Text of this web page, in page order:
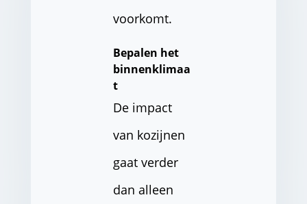
voorkomt.
Bepalen het
binnenklimaa
t
De impact
van kozijnen
gaat verder
dan alleen